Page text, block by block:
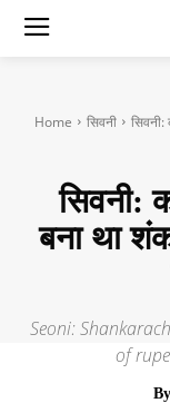
Home सिवनी सिवनी:
सिवनी:
बना था
Seoni:
of